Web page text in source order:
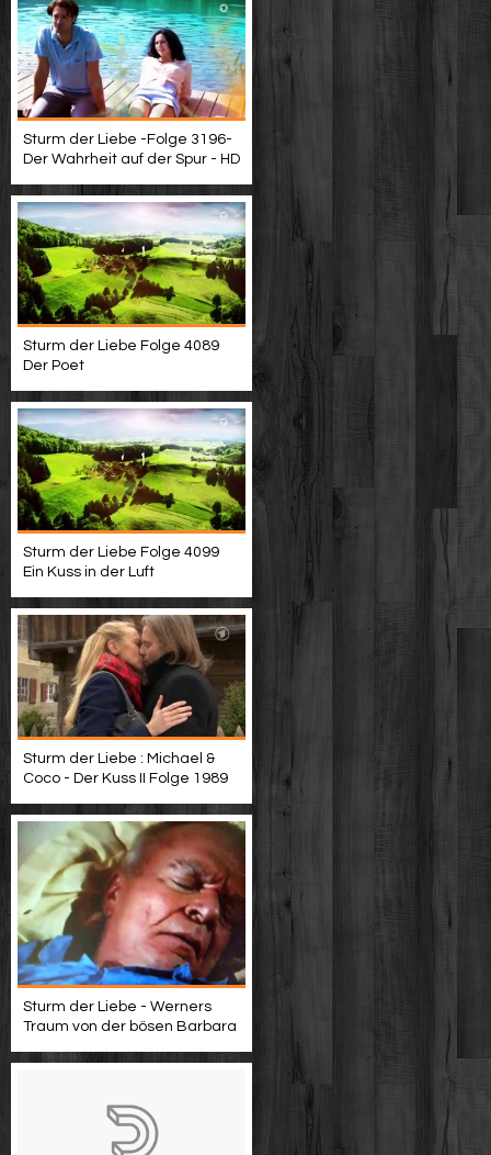
Sturm der Liebe -Folge 3196-
Der Wahrheit auf der Spur - HD
Sturm der Liebe Folge 4089
Der Poet
Sturm der Liebe Folge 4099
Ein Kuss in der Luft
Sturm der Liebe : Michael &
Coco - Der Kuss II Folge 1989
Sturm der Liebe - Werners
Traum von der bösen Barbara